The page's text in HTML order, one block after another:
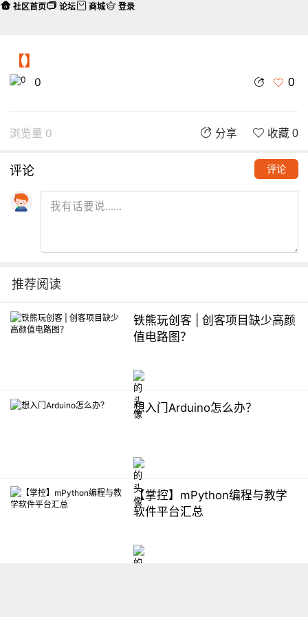
【】
0 0
浏览量 0 分享 收藏 0
评论 评论
推荐阅读
铁熊玩创客 | 创客项目缺少高颜
值电路图？
想入门Arduino怎么办？
【掌控】mPython编程与教学
软件平台汇总
社区首页 论坛 商城 登录